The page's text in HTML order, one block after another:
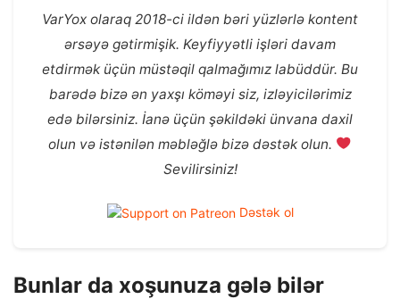
VarYox olaraq 2018-ci ildən bəri yüzlərlə kontent
ərsəyə gətirmişik. Keyfiyyətli işləri davam
etdirmək üçün müstəqil qalmağımız labüddür. Bu
barədə bizə ən yaxşı köməyi siz, izləyicilərimiz
edə bilərsiniz. İanə üçün şəkildəki ünvana daxil
olun və istənilən məbləğlə bizə dəstək olun.
Sevilirsiniz!
Dəstək ol
Bunlar da xoşunuza gələ bilər